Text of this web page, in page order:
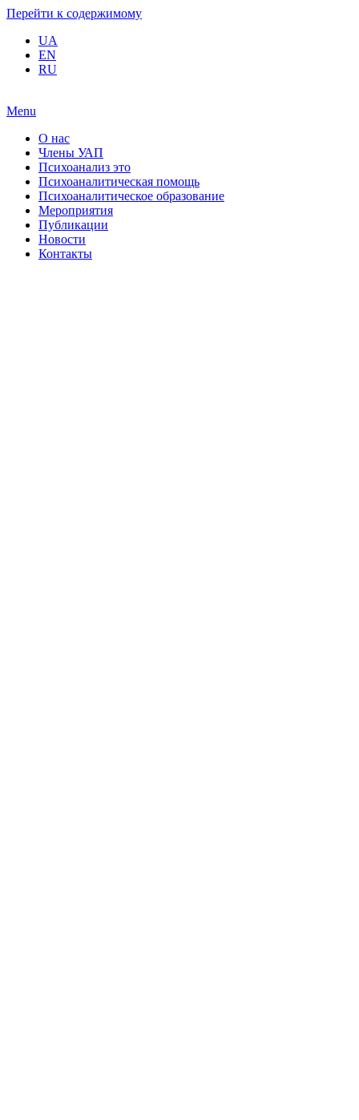
Перейти к содержимому
UA
EN
RU
Menu
О нас
Члены УАП
Психоанализ это
Психоаналитическая помощь
Психоаналитическое образование
Мероприятия
Публикации
Новости
Контакты